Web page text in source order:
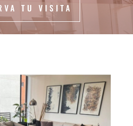
TU VISITA